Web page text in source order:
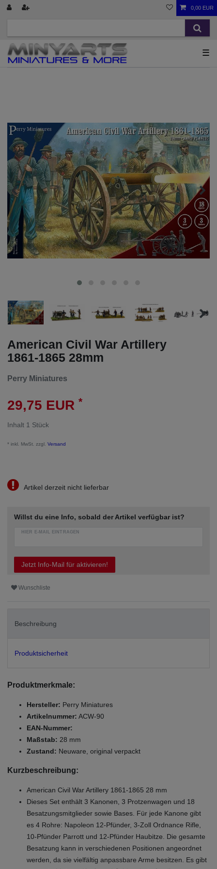
0,00 EUR
☰
American Civil War Artillery
1861-1865 28mm
Perry Miniatures
29,75 EUR *
Inhalt 1 Stück
* inkl. MwSt. zzgl. Versand
Artikel derzeit nicht lieferbar
Willst du eine Info, sobald der Artikel verfügbar ist?
HIER E-MAIL EINTRAGEN
Jetzt Info-Mail für aktivieren!
Wunschliste
Beschreibung
Produktsicherheit
Produktmerkmale:
Hersteller: Perry Miniatures
Artikelnummer: ACW-90
EAN-Nummer:
Maßstab: 28 mm
Zustand: Neuware, original verpackt
Kurzbeschreibung:
American Civil War Artillery 1861-1865 28 mm
Dieses Set enthält 3 Kanonen, 3 Protzenwagen und 18
Besatzungsmitglieder sowie Bases. Für jede Kanone gibt
es 4 Rohre: Napoleon 12-Pfünder, 3-Zoll Ordnance Rifle,
10-Pfünder Parrott und 12-Pfünder Haubitze. Die gesamte
Besatzung kann in verschiedenen Positionen angeordnet
werden, da sie vielfältig anpassbare Arme besitzen. Es gibt